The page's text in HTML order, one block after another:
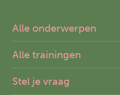
Alle onderwerpen
Alle trainingen
Stel je vraag